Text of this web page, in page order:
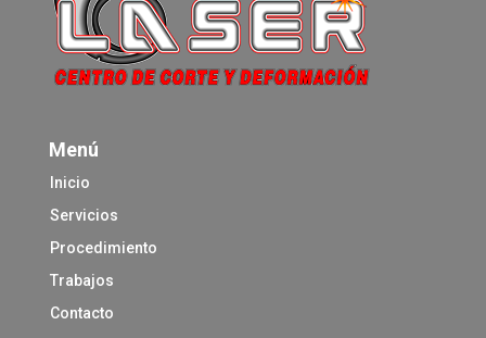
Menú
Inicio
Servicios
Procedimiento
Trabajos
Contacto